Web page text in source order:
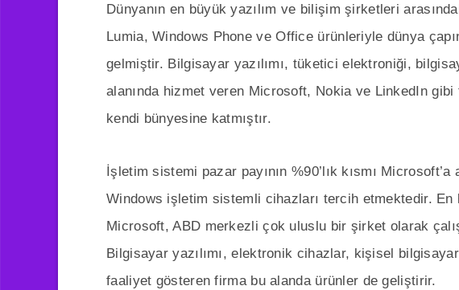
Dünyanın en büyük yazılım ve bilişim şirketleri
Lumia, Windows Phone ve Office ürünleriyle dünya
gelmiştir. Bilgisayar yazılımı, tüketici elektroniği,
alanında hizmet veren Microsoft, Nokia ve LinkedIn gibi
kendi bünyesine katmıştır.
İşletim sistemi pazar payının %90’lık kısmı
Windows işletim sistemli cihazları tercih etmektedir. En
Microsoft, ABD merkezli çok uluslu bir şirket olarak
Bilgisayar yazılımı, elektronik cihazlar, kişisel
faaliyet gösteren firma bu alanda ürünler de geliştirir.